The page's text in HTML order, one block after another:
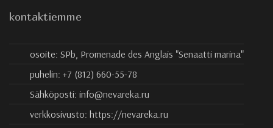
kontaktiemme
osoite: SPb, Promenade des Anglais "Senaatti marina"
puhelin: +7 (812) 660-55-78
Sähköposti: info@nevareka.ru
verkkosivusto: https://nevareka.ru